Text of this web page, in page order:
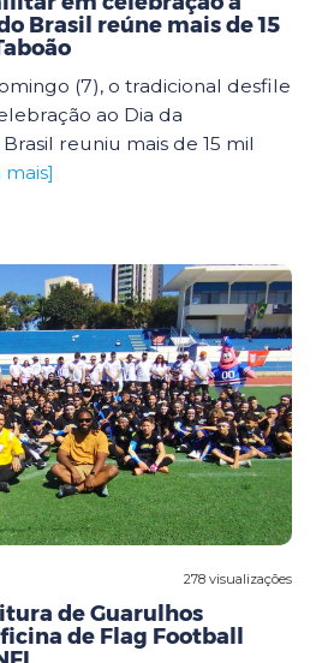
Brasil reúne mais de 15
(7), o tradicional desfile
ao Dia da
reuniu mais de 15 mil
mais]
278 visualizações
de Guarulhos
de Flag Football